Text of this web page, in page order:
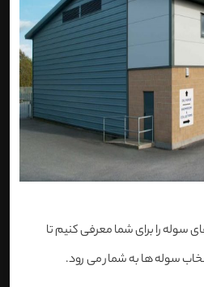
سوله را برای شما معرفی کنیم تا
سوله ها به شمار می رود.